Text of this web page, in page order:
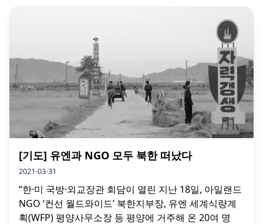
[기도] 유엔과 NGO 모두 북한 떠났다
2021-03-31
“한·미 국방·외교장관 회담이 열린 지난 18일, 아일랜드
NGO ‘컨선 월드와이드’ 북한지부장, 유엔 세계식량계
획(WFP) 평양사무소장 등 평양에 거주해 온 20여 명